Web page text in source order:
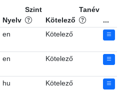
Nyelv
Szint
Kötelező
Tanév
...
en Kötelező
en Kötelező
hu Kötelező